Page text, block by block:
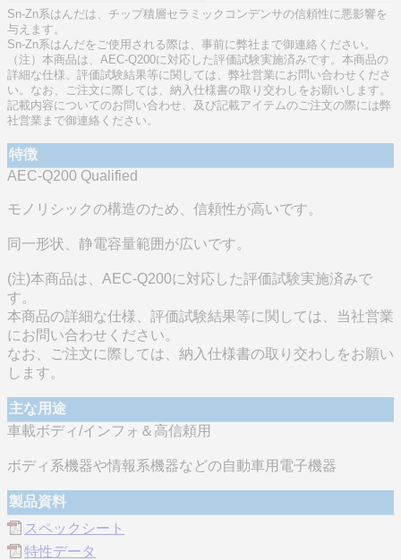
Sn-Zn系はんだは、チップ積層セラミックコンデンサの信頼性に悪影響を
与えます。
Sn-Zn系はんだをご使用される際は、事前に弊社まで御連絡ください。
（注）本商品は、AEC-Q200に対応した評価試験実施済みです。本商品の
詳細な仕様、評価試験結果等に関しては、弊社営業にお問い合わせくださ
い。なお、ご注文に際しては、納入仕様書の取り交わしをお願いします。
記載内容についてのお問い合わせ、及び記載アイテムのご注文の際には弊
社営業まで御連絡ください。
特徴
AEC-Q200 Qualified
モノリシックの構造のため、信頼性が高いです。
同一形状、静電容量範囲が広いです。
(注)本商品は、AEC-Q200に対応した評価試験実施済みで
す。
本商品の詳細な仕様、評価試験結果等に関しては、当社営業
にお問い合わせください。
なお、ご注文に際しては、納入仕様書の取り交わしをお願い
します。
主な用途
車載ボディ/インフォ＆高信頼用
ボディ系機器や情報系機器などの自動車用電子機器
製品資料
スペックシート
特性データ